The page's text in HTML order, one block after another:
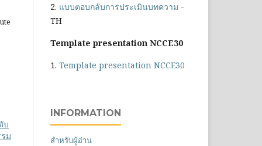
บ
ม
2. แบบตอบกลับการประเมินบทความ -
TH
Template presentation NCCE30
1. Template presentation NCCE30
INFORMATION
สำหรับผู้อ่าน